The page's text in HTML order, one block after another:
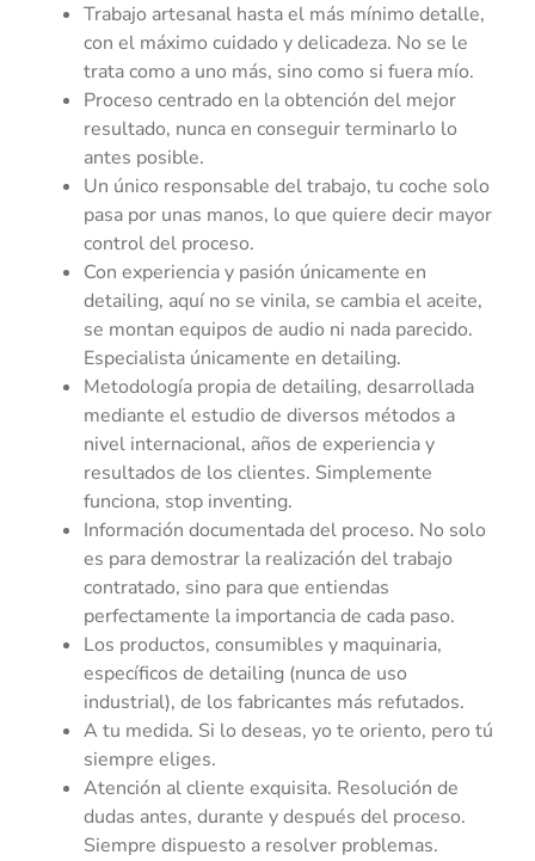
Trabajo artesanal hasta el más mínimo detalle,
con el máximo cuidado y delicadeza. No se le
trata como a uno más, sino como si fuera mío.
Proceso centrado en la obtención del mejor
resultado, nunca en conseguir terminarlo lo
antes posible.
Un único responsable del trabajo, tu coche solo
pasa por unas manos, lo que quiere decir mayor
control del proceso.
Con experiencia y pasión únicamente en
detailing, aquí no se vinila, se cambia el aceite,
se montan equipos de audio ni nada parecido.
Especialista únicamente en detailing.
Metodología propia de detailing, desarrollada
mediante el estudio de diversos métodos a
nivel internacional, años de experiencia y
resultados de los clientes. Simplemente
funciona, stop inventing.
Información documentada del proceso. No solo
es para demostrar la realización del trabajo
contratado, sino para que entiendas
perfectamente la importancia de cada paso.
Los productos, consumibles y maquinaria,
específicos de detailing (nunca de uso
industrial), de los fabricantes más refutados.
A tu medida. Si lo deseas, yo te oriento, pero tú
siempre eliges.
Atención al cliente exquisita. Resolución de
dudas antes, durante y después del proceso.
Siempre dispuesto a resolver problemas.